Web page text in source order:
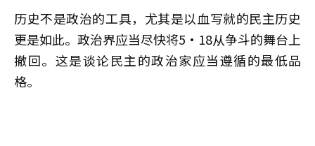
历史不是政治的工具，尤其是以血写就的民主历史
更是如此。政治界应当尽快将5·18从争斗的舞台上
撤回。这是谈论民主的政治家应当遵循的最低品
格。